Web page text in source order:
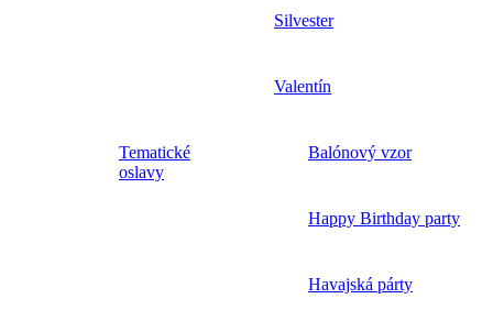
Silvester
Valentín
Tematické
oslavy
Balónový vzor
Happy Birthday party
Havajská párty